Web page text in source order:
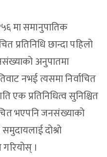
मा समानुपातिक
प्रतिनिधि छान्दा पहिलो
अनुपातमा
नभई त्यसमा निर्वाचित
प्रतिनिधित्व सुनिश्चित
भएपनि जनसंख्याको
दोश्रो
गरियोस् ।